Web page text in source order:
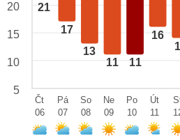
21
17
13
11 11
16
20
15
10
5
Čt
06
Pá
07
So
08
Ne
09
Po
10
Út
11